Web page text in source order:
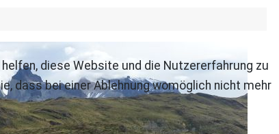
diese Website und die Nutzererfahrung zu
dass bei einer Ablehnung womöglich nicht mehr